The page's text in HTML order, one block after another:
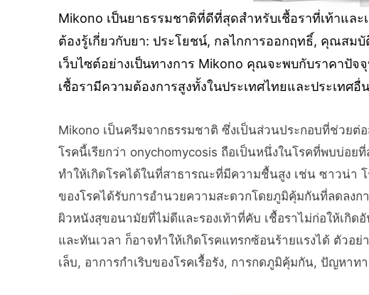
Mikono เป็นยาธรรมชาติที่ดีที่สุดสำหรับเชื้อราที่เท้าแ
ต้องรู้เกี่ยวกับยา: ประโยชน์, กลไกการออกฤทธิ์, คุณสม
เว็บไซต์อย่างเป็นทางการ Mikono คุณจะพบกับราคาปั
เชื้อรามีความต้องการสูงทั้งในประเทศไทยและประเทศอื่
Mikono เป็นครีมจากธรรมชาติ ซึ่งเป็นส่วนประกอบที่ช่วยต่
โรคนี้เรียกว่า onychomycosis ถือเป็นหนึ่งในโรคที่พบบ่อ
ทำให้เกิดโรคได้ในที่สาธารณะที่มีความชื้นสูง เช่น ซาวน่า
ของโรคได้รับการอำนวยความสะดวกโดยภูมิคุ้มกันที่ลดลง
ผิวหนังสุขอนามัยที่ไม่ดีและรองเท้าที่คับ เชื้อราไม่ก่อให้เกิ
และทันเวลา ก็อาจทำให้เกิดโรคแทรกซ้อนร้ายแรงได้ ตัวอ
เล็บ, อาการกำเริบของโรคเรื้อรัง, การกดภูมิคุ้มกัน, ปัญหาท